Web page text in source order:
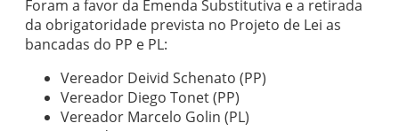
Foram a favor da Emenda Substitutiva e a retirada
da obrigatoridade prevista no Projeto de Lei as
bancadas do PP e PL:
Vereador Deivid Schenato (PP)
Vereador Diego Tonet (PP)
Vereador Marcelo Golin (PL)